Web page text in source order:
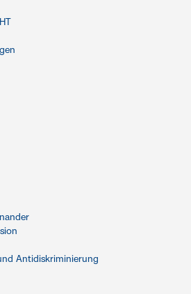
Antidiskriminierung